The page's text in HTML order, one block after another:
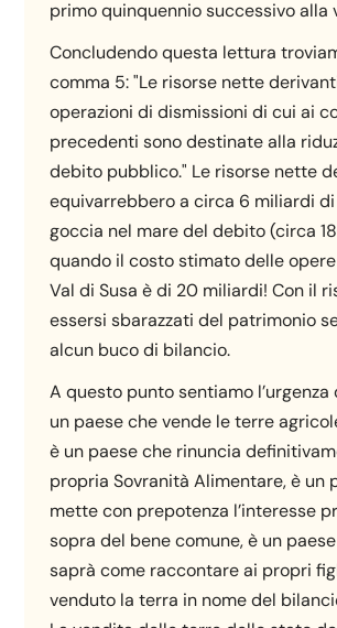
primo quinquennio successivo alla
Concludendo questa lettura
comma 5: "Le risorse nette
operazioni di dismissioni di cui ai
precedenti sono destinate alla
debito pubblico." Le risorse nette
equivarrebbero a circa 6 miliardi di
goccia nel mare del debito (circa
quando il costo stimato delle opere
Val di Susa è di 20 miliardi! Con il
essersi sbarazzati del patrimonio
alcun buco di bilancio.
A questo punto sentiamo
un paese che vende le terre
è un paese che rinuncia
propria Sovranità Alimentare, è un
mette con prepotenza l’interesse
sopra del bene comune, è un
saprà come raccontare ai propri
venduto la terra in nome del